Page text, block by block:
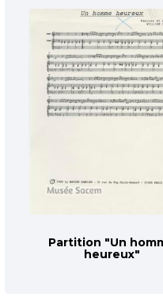
Partition "Un
heureux"